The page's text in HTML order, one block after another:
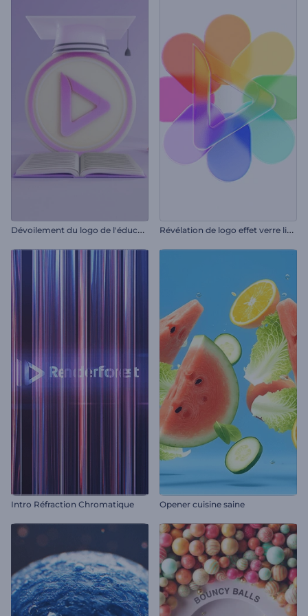
D
évoilement du logo de l'éducation R
évélation de logo effet verre liquide
Intro Réfraction Chromatique Opener cuisine saine